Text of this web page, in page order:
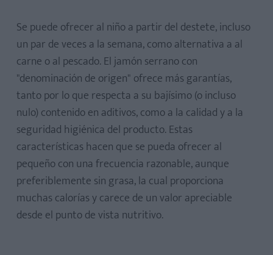
Se puede ofrecer al niño a partir del destete, incluso
un par de veces a la semana, como alternativa a al
carne o al pescado. El jamón serrano con
"denominación de origen" ofrece más garantías,
tanto por lo que respecta a su bajísimo (o incluso
nulo) contenido en aditivos, como a la calidad y a la
seguridad higiénica del producto. Estas
características hacen que se pueda ofrecer al
pequeño con una frecuencia razonable, aunque
preferiblemente sin grasa, la cual proporciona
muchas calorías y carece de un valor apreciable
desde el punto de vista nutritivo.